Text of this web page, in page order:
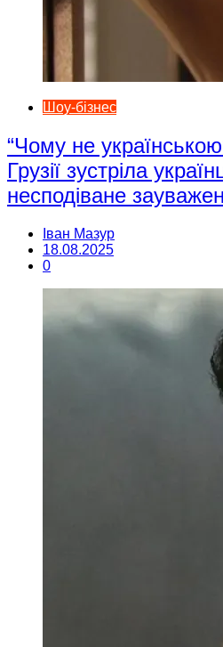
Шоу-бізнес
“Чому не
Грузії зустріла
несподіване
Іван Мазур
18.08.2025
0